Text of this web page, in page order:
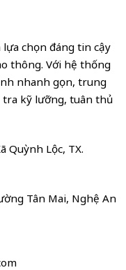
lựa chọn đáng tin cậy
thông. Với hệ thống
nhanh gọn, trung
tra kỹ lưỡng, tuân thủ
Quỳnh Lộc, TX.
Tân Mai, Nghệ An